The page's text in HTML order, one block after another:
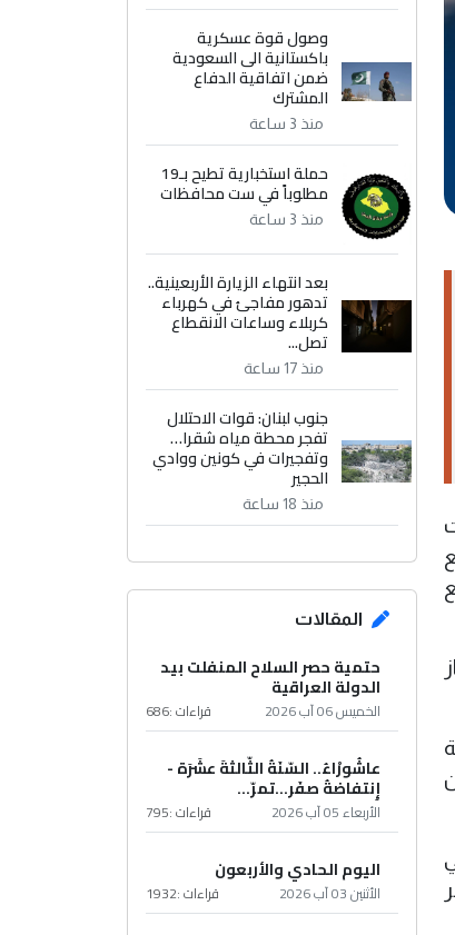
مع
وصول قوة عسكرية
باكستانية الى السعودية
ضمن اتفاقية الدفاع
المشترك
منذ 3 ساعة
حملة استخبارية تطيح بـ19
مطلوباً في ست محافظات
منذ 3 ساعة
بعد انتهاء الزيارة الأربعينية..
تدهور مفاجئ في كهرباء
كربلاء وساعات الانقطاع
تصل...
منذ 17 ساعة
جنوب لبنان: قوات الاحتلال
تفجر محطة مياه شقرا…
وتفجيرات في كونين ووادي
الحجير
منذ 18 ساعة
المقالات
حتمية حصر السلاح المنفلت بيد
الدولة العراقية
الخميس 06 آب 2026 قراءات :686
عاشُورْاءُ.. السّنَةُ الثّالثةَ عشَرَة -
إِنتفاضةُ صفَر…تمرّ...
الأربعاء 05 آب 2026 قراءات :795
اليوم الحادي والأربعون
الأثنين 03 آب 2026 قراءات :1932